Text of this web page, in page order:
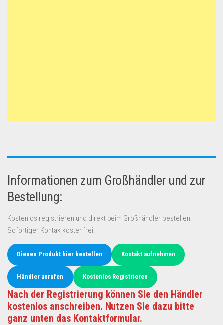
Informationen zum Großhändler und zur
Bestellung:
Kostenlos registrieren und direkt beim Großhändler bestellen.
Sofortiger Kontak kostenfrei.
Dieses Produkt hier bestellen Kontakt aufnehmen
Händler anrufen Kostenlos Registrieren
Nach der Registrierung können Sie den Händler
kostenlos anschreiben. Nutzen Sie dazu bitte
ganz unten das Kontaktformular.